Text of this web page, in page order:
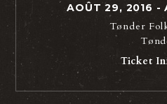
AOÛT 29, 2016 -
Tønder
Ticket